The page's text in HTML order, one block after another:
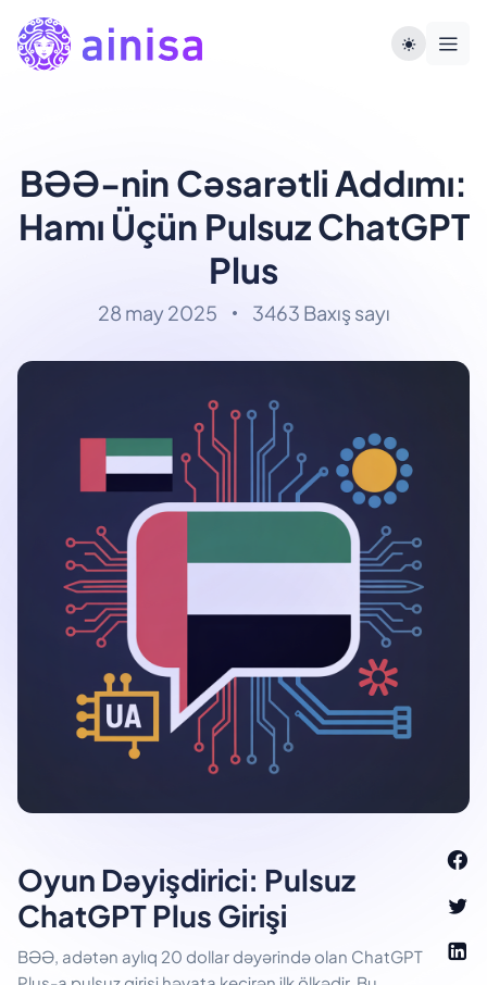
BƏƏ-nin Cəsarətli Addımı:
Hamı Üçün Pulsuz ChatGPT
Plus
28 may 2025 3463 Baxış sayı
Oyun Dəyişdirici: Pulsuz
ChatGPT Plus Girişi
BƏƏ, adətən aylıq 20 dollar dəyərində olan ChatGPT